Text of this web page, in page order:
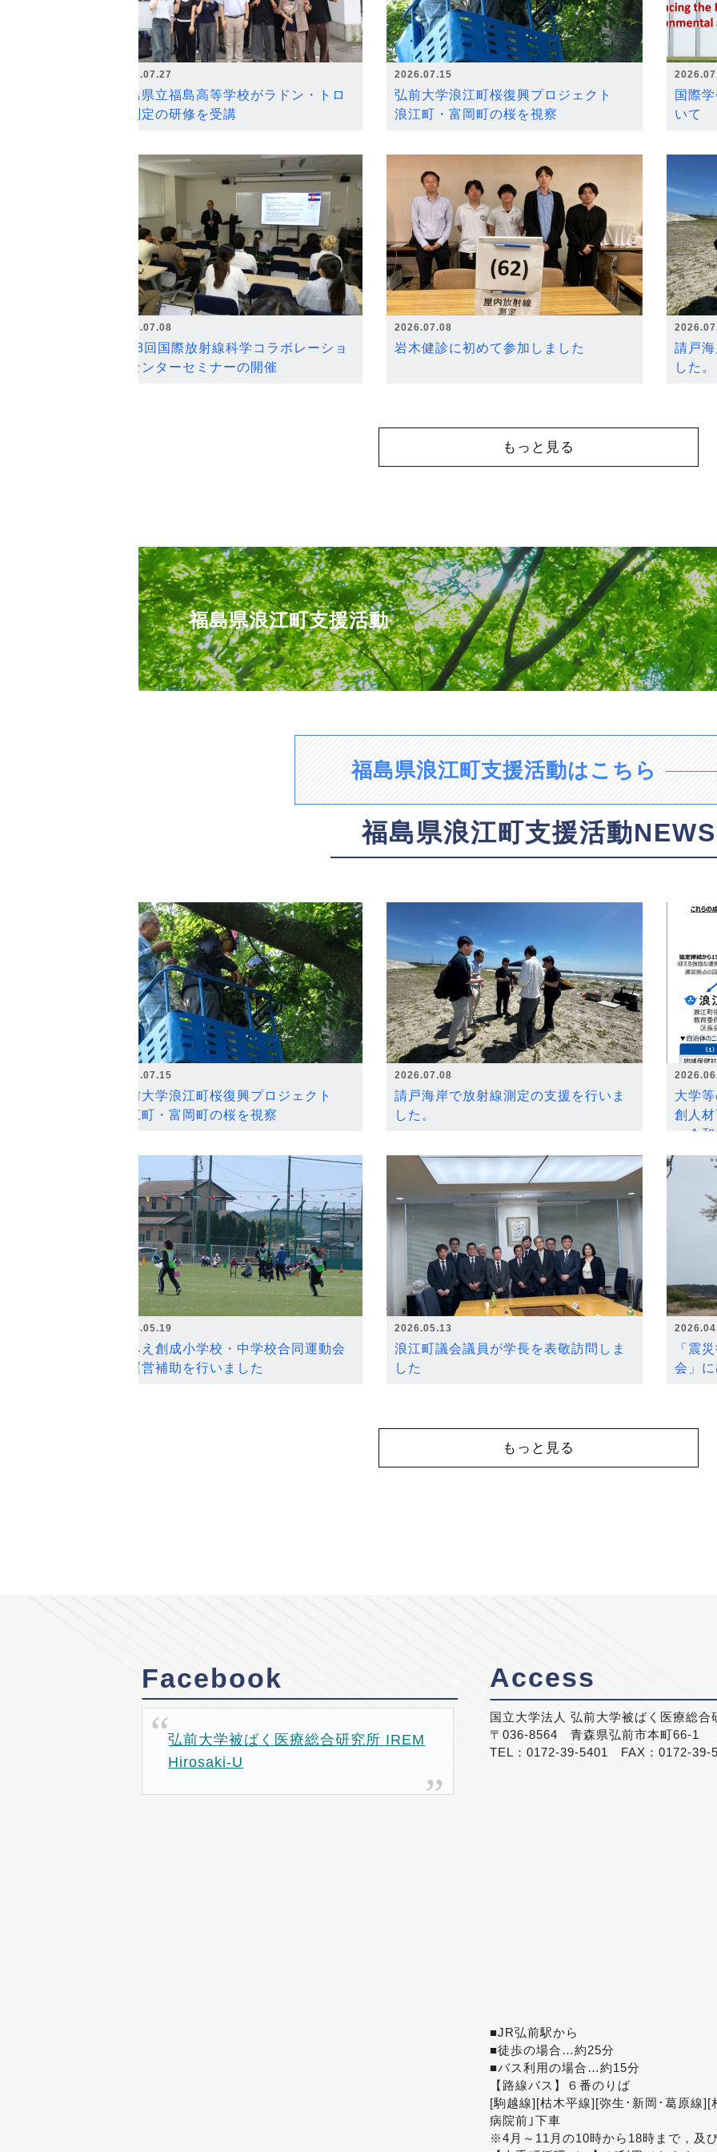
2026.07.27
福島県立福島高等学校がラドン・トロ
ン測定の研修を受講
2026.07.15
弘前大学浪江町桜復興プロジェクト
浪江町・富岡町の桜を視察
国際
いて
2026.07.08
第18回国際放射線科学コラボレーショ
ンセンターセミナーの開催
2026.07.08
岩木健診に初めて参加しました
請戸
した。
もっと見る
福島県浪江町支援活動
福島県浪江町支援活動はこちら
福島県浪江町支援活動NEWS
2026.07.15
弘前大学浪江町桜復興プロジェクト
浪江町・富岡町の桜を視察
2026.07.08
請戸海岸で放射線測定の支援を行いま
した。
大学
創人
～令
2026.05.19
なみえ創成小学校・中学校合同運動会
の運営補助を行いました
2026.05.13
浪江町議会議員が学長を表敬訪問しま
した
「震
会」
もっと見る
Facebook
弘前大学被ばく医療総合研究所 IREM
Hirosaki-U
Access
国立大学法人 弘前大学被ばく医療総合
〒036-8564 青森県弘前市本町66-1
TEL：0172-39-5401 FAX：0172-39-
■JR弘前駅から
■徒歩の場合…約25分
■バス利用の場合…約15分
【路線バス】６番のりば
[駒越線][枯木平線][弥生･新岡･葛原線
病院前｣下車
※4月～11月の10時から18時まで，及